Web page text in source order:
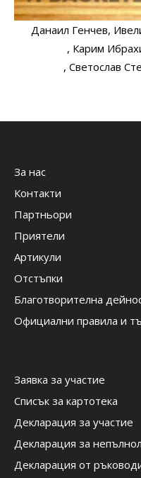
Данаил Генчев,
, Карим
, Светослав
За нас
Контакти
Партньори
Приятели
Артикули
Отстъпки
Благотворителна
Официални правила и
Заявка за участие
Списък за картотека
Декларация за участие
Декларация за
Декларация от